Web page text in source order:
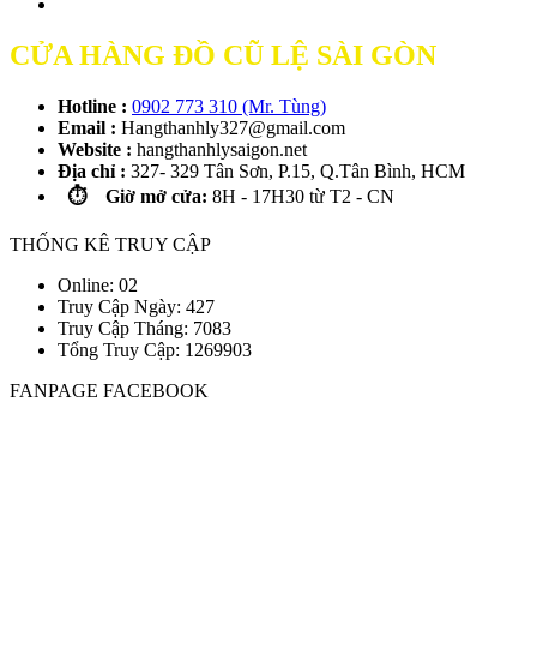
CỬA HÀNG ĐỒ CŨ LỆ SÀI GÒN
Hotline : 0902 773 310 (Mr. Tùng)
Email : Hangthanhly327@gmail.com
Website : hangthanhlysaigon.net
Địa chỉ : 327- 329 Tân Sơn, P.15, Q.Tân Bình, HCM
⏱️ Giờ mở cửa: 8H - 17H30 từ T2 - CN
THỐNG KÊ TRUY CẬP
Online: 02
Truy Cập Ngày: 427
Truy Cập Tháng: 7083
Tổng Truy Cập: 1 269903
FANPAGE FACEBOOK